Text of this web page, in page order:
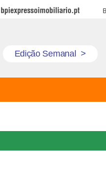
BPI Expresso Imobiliário
Edição Semanal >